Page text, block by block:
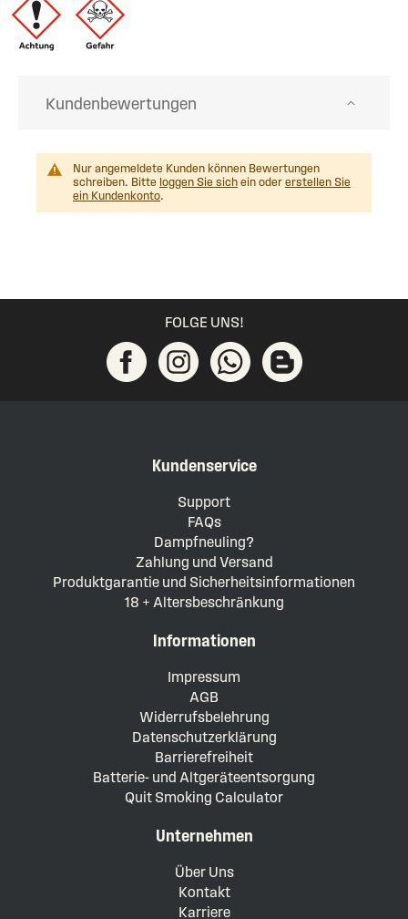
Kundenbewertungen
Nur angemeldete Kunden können Bewertungen
schreiben. Bitte loggen Sie sich ein oder erstellen Sie
ein Kundenkonto.
FOLGE UNS!
Kundenservice
Support
FAQs
Dampfneuling?
Zahlung und Versand
Produktgarantie und Sicherheitsinformationen
18 + Altersbeschränkung
Informationen
Impressum
AGB
Widerrufsbelehrung
Datenschutzerklärung
Barrierefreiheit
Batterie- und Altgeräteentsorgung
Quit Smoking Calculator
Unternehmen
Über Uns
Kontakt
Karriere